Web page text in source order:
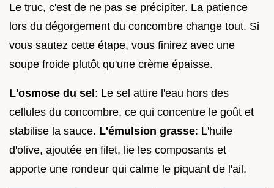
Le truc, c'est de ne pas se précipiter. La patience
lors du dégorgement du concombre change tout. Si
vous sautez cette étape, vous finirez avec une
soupe froide plutôt qu'une crème épaisse.
L'osmose du sel: Le sel attire l'eau hors des
cellules du concombre, ce qui concentre le goût et
stabilise la sauce. L'émulsion grasse: L'huile
d'olive, ajoutée en filet, lie les composants et
apporte une rondeur qui calme le piquant de l'ail.